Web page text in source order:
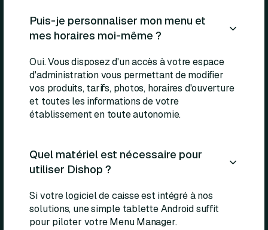
Puis-je personnaliser mon menu et
mes horaires moi-même ?
Oui. Vous disposez d'un accès à votre espace
d'administration vous permettant de modifier
vos produits, tarifs, photos, horaires d'ouverture
et toutes les informations de votre
établissement en toute autonomie.
Quel matériel est nécessaire pour
utiliser Dishop ?
Si votre logiciel de caisse est intégré à nos
solutions, une simple tablette Android suffit
pour piloter votre Menu Manager.